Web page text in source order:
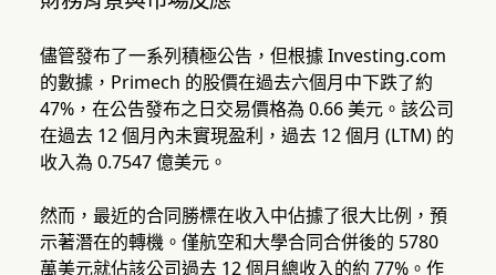
儘管發布了一系列積極公告，但根據 Investing.com
的數據，Primech 的股價在過去六個月中下跌了約
47%，在公告發布之日交易價格為 0.66 美元。該公司
在過去 12 個月內未實現盈利，過去 12 個月 (LTM) 的
收入為 0.7547 億美元。
然而，最近的合同勝標在收入中佔據了很大比例，預
示著潛在的轉機。僅航空和大學合同合併後的 5780
萬美元就佔該公司過去 12 個月總收入的約 77%。作